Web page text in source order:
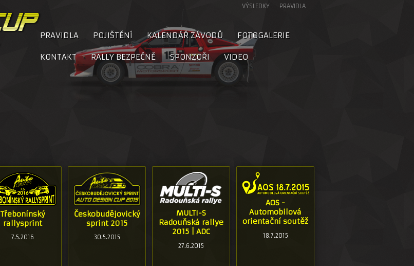
PRAVIDLA
VÝSLEDKY
PRAVIDLA POJIŠTĚNÍ KALENDÁŘ ZÁVODŮ FOTOGALERIE
KONTAKT RALLY BEZPEČNĚ SPONZOŘI VIDEO
Třebonínský
rallysprint
7.5.2016
Českobudějovický
sprint 2015
30.5.2015
MULTI-S
Radouňská rallye
2015 | ADC
27.6.2015
AOS -
Automobilová
orientační soutěž
18.7.2015